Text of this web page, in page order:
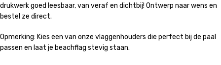
drukwerk goed leesbaar, van veraf en dichtbij! Ontwerp naar wens en
bestel ze direct.
Opmerking: Kies een van onze vlaggenhouders die perfect bij de paal
passen en laat je beachflag stevig staan.